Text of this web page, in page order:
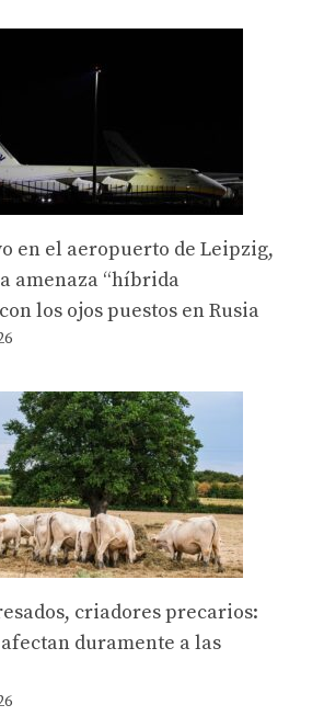
en el aeropuerto de Leipzig,
amenaza “híbrida
los ojos puestos en Rusia
criadores precarios:
duramente a las